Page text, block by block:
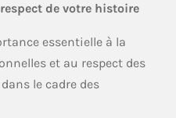
de votre histoire
essentielle à la
et au respect des
le cadre des